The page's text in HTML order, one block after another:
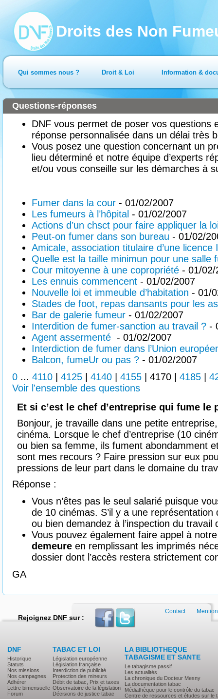
Droits des Non
Qui sommes nous ? Droit & Loi Information &
DNF vous permet de poser vos questions
réponse personnalisée dans un délai très
Vous posez une question concernant un
lieu déterminé et notre équipe d’experts
et/ou vous conseille sur les démarches à
Questions-réponses
Fumer dans la cour - 01/02/2007
Les fumeurs à l’hôpital - 01/02/2007
Actions d’un chsct pour faire appliquer la
Peut-on fumer dans son bureau - 01/02/
Amicale, association titulaire d’une licence
Quelle est la taille minimun pour une salle
Cour mitoyenne à une copropriété - 01/02/
Les ennuis commencent - 01/02/2007
Nouvelle loi et immeuble d’habitation - 01/
Stades de foot, repas dansants pour les
Bar de galerie fumeur - 01/02/2007
Interdition de fumer-sanction au travail ? -
Agent assermenté - 01/02/2007
Interdiction de fumer dans l’Union
Balcon, fumeUr ou pas ? - 01/02/2007
0 ... 4110 4125 4140 4155 4170 4185
Voir l'ensemble des questions
Et si c’est le chef d’entreprise qui fume le
Bonjour, je travaille dans une petite
cinéma. Lorsque le chef d’entreprise (10
ou bien sa femme, ils fument abondamment
sont mes recours ? Faire pression sur eux
pressions de leur part dans le domaine du
Réponse :
Vous n’êtes pas le seul salarié puisque
de 10 cinémas. S’il y a une
ou bien demandez à l’inspection du travail
Vous pouvez également faire appel à
demeure en remplissant les imprimés
dossier dont l’accès restera strictement
GA
Rejoignez DNF sur :
DNF
Historique
Statuts
Nos missions
Nos campagnes
Adhérer
Lettre bimensuelle
Forum
TABAC ET LOI
Législation européenne
Législation française
Interdiction de publicité
Protection des mineurs
Débit de tabac, Prix et taxes
Observatoire de la législation
Décisions de justice tabac
LA BIBLIOTHEQUE
TABAGISME ET SANTE
Le tabagisme passif
Les actualités
La chronique du Docteur Mesny
La documentation tabac
Médiathèque pour le contrôle du tabac
Centre de ressources et études sur le
Contact